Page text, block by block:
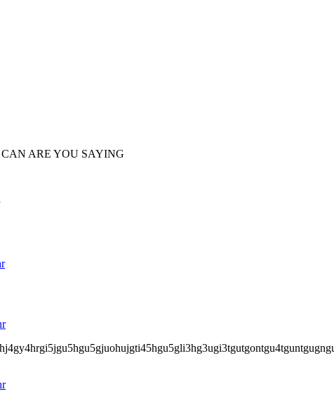
ARE YOU SAYING